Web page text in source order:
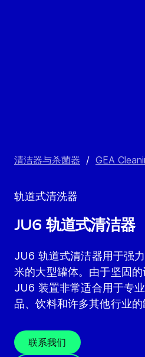
清洁器与杀菌器 / GEA
轨道式清洗器
JU6 轨道式清洁器
JU6 轨道式清洁器用于强
米的大型罐体。由于坚固的
JU6 装置非常适合用于专
品、饮料和许多其他行业的
联系我们